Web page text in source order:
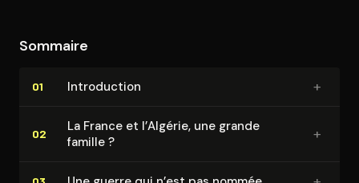
Sommaire
01 In­tro­duc­tion +
02
La France et l’Algérie, une grande
famille ?
+